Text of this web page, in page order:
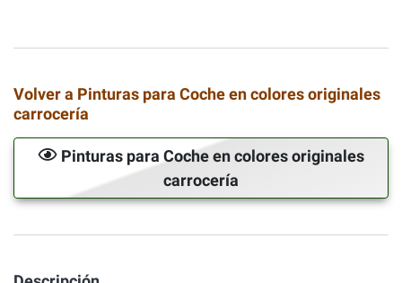
Volver a Pinturas para Coche en colores originales
carrocería
Pinturas para Coche en colores originales
carrocería